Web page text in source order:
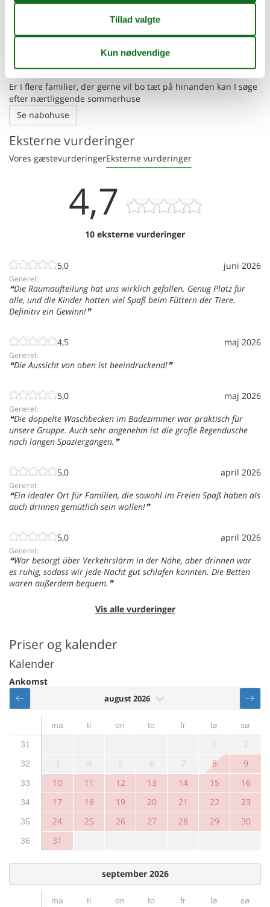
😎 Se solens bane
Nærtliggende sommerhuse
Er I flere familier, der gerne vil bo tæt på hinanden kan I søge
efter nærtliggende sommerhuse
Se nabohuse
Eksterne vurderinger
Vores gæstevurderingerEksterne vurderinger
4,7
10 eksterne vurderinger
5,0 juni 2026
Generel:
Die Raumaufteilung hat uns wirklich gefallen. Genug Platz für
alle, und die Kinder hatten viel Spaß beim Füttern der Tiere.
Definitiv ein Gewinn!
4,5 maj 2026
Generel:
Die Aussicht von oben ist beeindruckend!
5,0 maj 2026
Generel:
Die doppelte Waschbecken im Badezimmer war praktisch für
unsere Gruppe. Auch sehr angenehm ist die große Regendusche
nach langen Spaziergängen.
5,0 april 2026
Generel:
Ein idealer Ort für Familien, die sowohl im Freien Spaß haben als
auch drinnen gemütlich sein wollen!
5,0 april 2026
Generel:
War besorgt über Verkehrslärm in der Nähe, aber drinnen war
es ruhig, sodass wir jede Nacht gut schlafen konnten. Die Betten
waren außerdem bequem.
Vis alle vurderinger
Priser og kalender
Kalender
Ankomst
august 2026
ma ti on to fr lø
sø
31
1 2
32 3 4 5 6 7 8 9
33 10 11 12 13 14 15 16
34 17 18 19 20 21 22 23
35 24 25 26 27 28 29 30
36 31
september 2026
ma ti on to fr lø
sø